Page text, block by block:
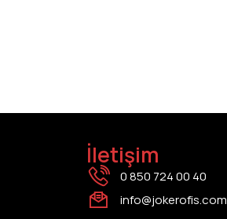
İletişim
0 850 724 00 40
info@jokerofis.com